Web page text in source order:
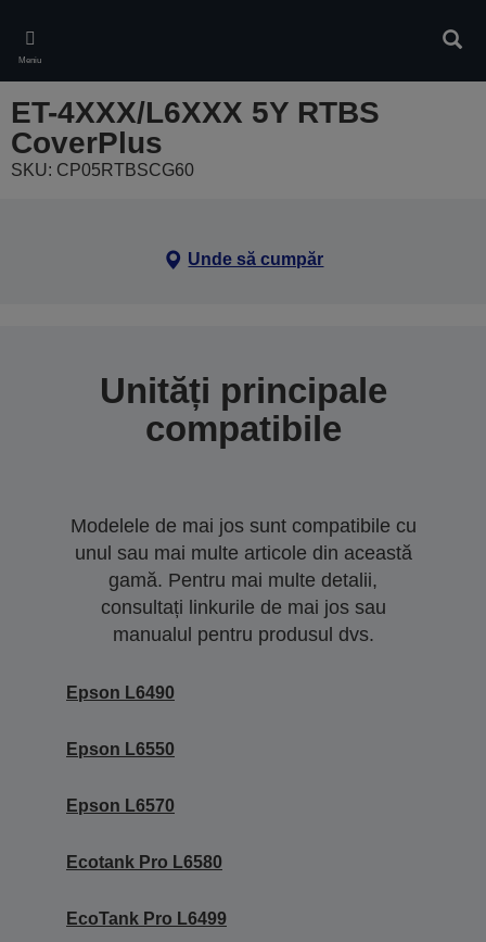
main
content
Meniu
ET-4XXX/L6XXX 5Y RTBS
CoverPlus
SKU: CP05RTBSCG60
Unde să cumpăr
Unități principale
compatibile
Modelele de mai jos sunt compatibile cu
unul sau mai multe articole din această
gamă. Pentru mai multe detalii,
consultați linkurile de mai jos sau
manualul pentru produsul dvs.
Epson L6490
Epson L6550
Epson L6570
Ecotank Pro L6580
EcoTank Pro L6499